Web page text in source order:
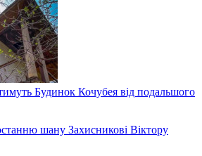
Будинок Кочубея від подальшого
шану Захисникові Віктору